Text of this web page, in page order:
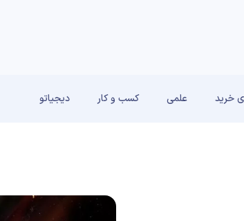
خرید علمی کسب و کار دیجیاتو